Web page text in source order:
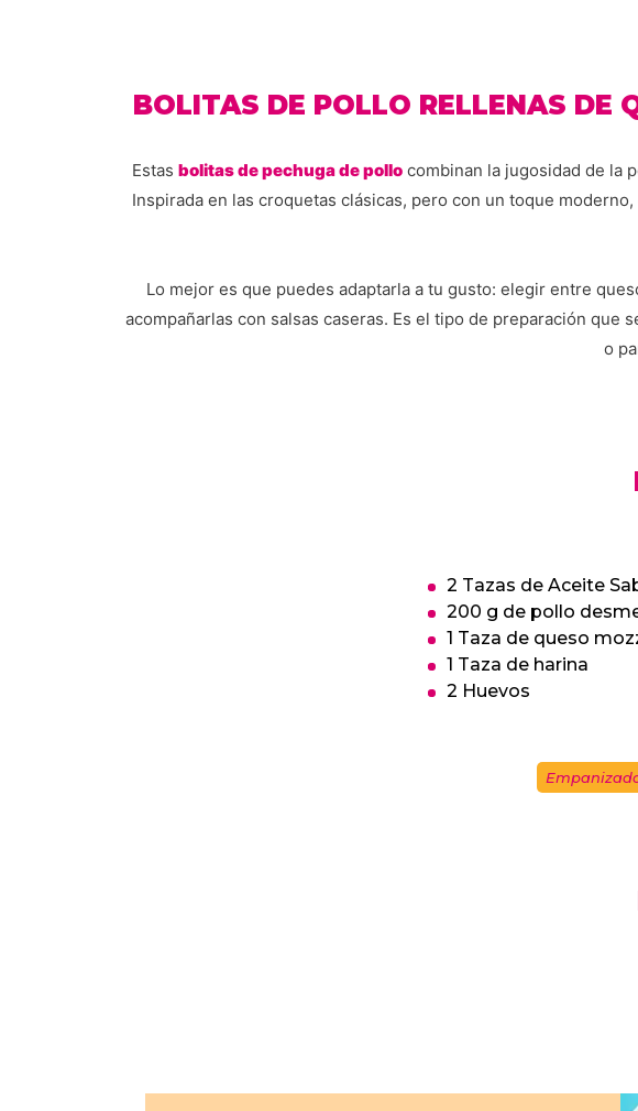
BOLITAS DE POLLO RELLENAS DE
Estas bolitas de pechuga de pollocombinan la jugosidad de la
Inspirada en las croquetas clásicas, pero con un toque
Lo mejor es que puedes adaptarla a tu gusto: elegir entre
acompañarlas con salsas caseras. Es el tipo de preparación
o
2 Tazas de Aceite
200 g de pollo
1 Taza de queso
1 Taza de harina
2 Huevos